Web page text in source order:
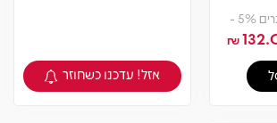
5% -
₪
צפיה במוצר
אזל! עדכנו כשחוזר